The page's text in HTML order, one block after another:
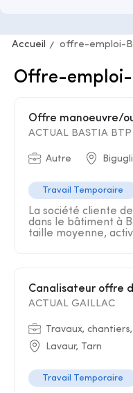
Accueil offre-emploi-
Offre-emploi-
Offre manoeuvre/
ACTUAL BASTIA BTP
Autre
Travail Temporaire
La société cliente
dans le bâtiment à
taille moyenne,
Canalisateur offre
ACTUAL GAILLAC
Travaux,
Lavaur, Tarn
Travail Temporaire